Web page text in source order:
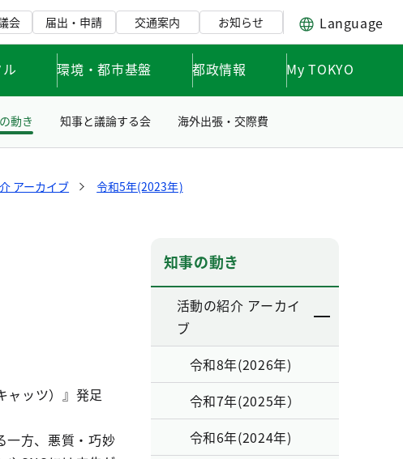
会 届出・申請 交通案内 お知らせ Language
環境・都市基盤 都政情報 My TOKYO
動き 知事と議論する会 海外出張・交際費
アーカイブ
令和5年(2023年)
ャッツ）』発足
一方、悪質・巧妙
知事の動き
活動の紹介 アーカイ
ブ
令和8年(2026年)
令和7年(2025年）
令和6年(2024年)